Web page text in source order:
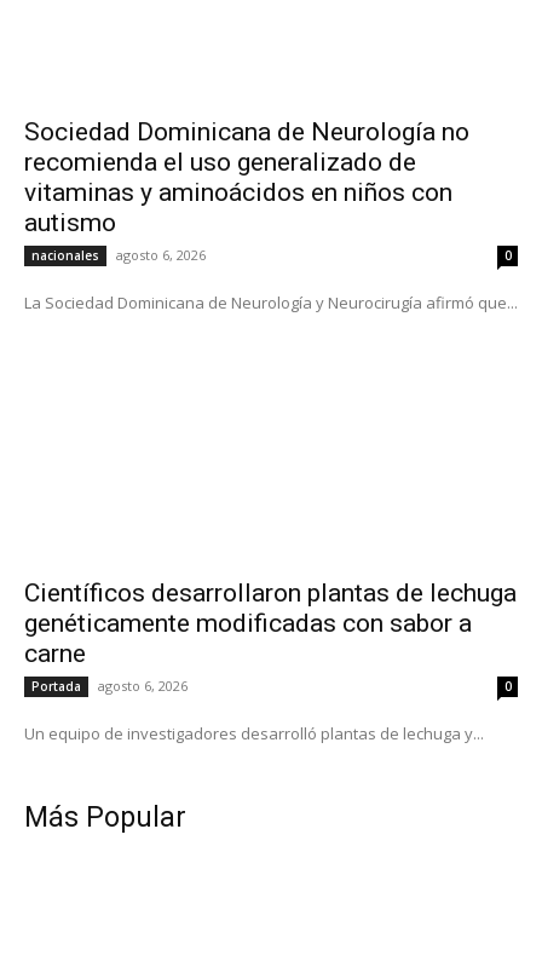
Sociedad Dominicana de Neurología no
recomienda el uso generalizado de
vitaminas y aminoácidos en niños con
autismo
nacionales agosto 6, 2026 0
La Sociedad Dominicana de Neurología y Neurocirugía afirmó que...
Científicos desarrollaron plantas de lechuga
genéticamente modificadas con sabor a
carne
Portada agosto 6, 2026 0
Un equipo de investigadores desarrolló plantas de lechuga y...
Más Popular